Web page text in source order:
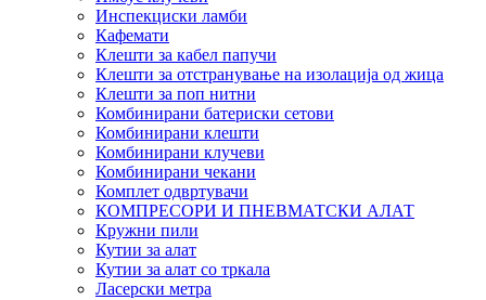
Инспекциски ламби
Кафемати
Клешти за кабел папучи
Клешти за отстранување на изолација од жица
Клешти за поп нитни
Комбинирани батериски сетови
Комбинирани клешти
Комбинирани клучеви
Комбинирани чекани
Комплет одвртувачи
КОМПРЕСОРИ И ПНЕВМАТСКИ АЛАТ
Кружни пили
Кутии за алат
Кутии за алат со тркала
Ласерски метра